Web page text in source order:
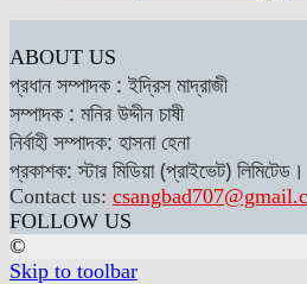
ABOUT US
প্রধান সম্পাদক : ইদ্রিস মাদ্রাজী
সম্পাদক : মনির উদ্দীন চাষী
নির্বাহী সম্পাদক: হাসনা হেনা
প্রকাশক: স্টার মিডিয়া (প্রাইভেট) লিমিটেড।
Contact us:
FOLLOW US
©
Skip to toolbar